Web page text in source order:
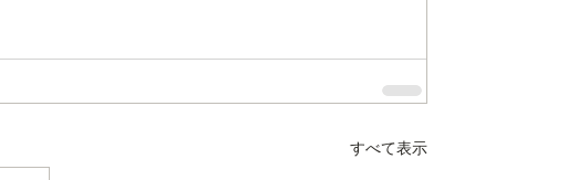
すべて表示